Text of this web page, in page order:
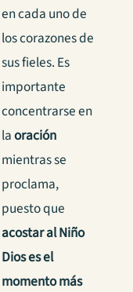
en cada uno de
los corazones de
sus fieles. Es
importante
concentrarse en
laoración
mientras se
proclama,
puesto que
acostar al Niño
Dios es el
momento más